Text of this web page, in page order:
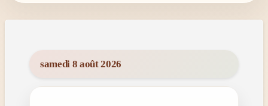
samedi 8 août 2026